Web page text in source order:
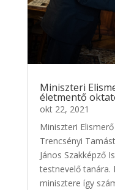
Miniszteri
életmentő
okt 22, 2021
Miniszteri
Trencsényi
János Szakképző
testnevelő tanára.
minisztere így